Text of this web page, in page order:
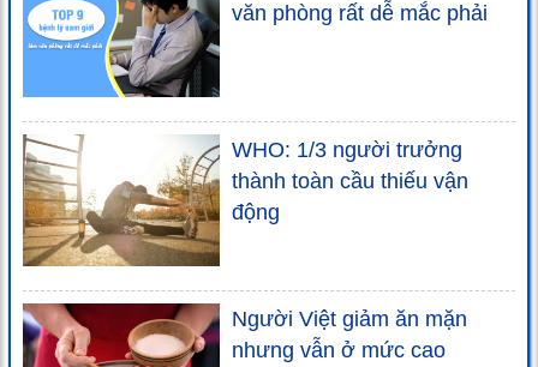
văn phòng rất dễ mắc phải
WHO: 1/3 người trưởng
thành toàn cầu thiếu vận
động
Người Việt giảm ăn mặn
nhưng vẫn ở mức cao